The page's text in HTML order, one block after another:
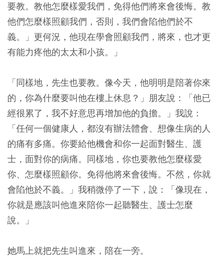
要教。教他怎麼樣愛我們，免得他們將來會後悔。教
他們怎麼樣照顧我們，否則，我們會陷他們於不
義。」更何況，他現在學會照顧我們，將來，也才更
有能力疼他的太太和小孩。」
「同樣地，先生也要教。像今天，他明明是陪著你來
的，你為什麼要叫他在樓上休息？」朋友說：「他已
經很累了，我不好意思再增加他的負擔。」我說：
「任何一個健康人，都沒有辦法體會、想像生病的人
的痛有多痛。你要給他機會和你一起面對醫生、護
士，面對你的病痛。同樣地，你也要教他怎麼樣愛
你、怎麼樣照顧你。免得他將來會後悔。不然，你就
會陷他於不義。」我稍微停了一下，說：「像現在，
你就是應該叫他進來陪你一起聽醫生、護士怎麼
說。」
她馬上就把先生叫進來，陪在一旁。